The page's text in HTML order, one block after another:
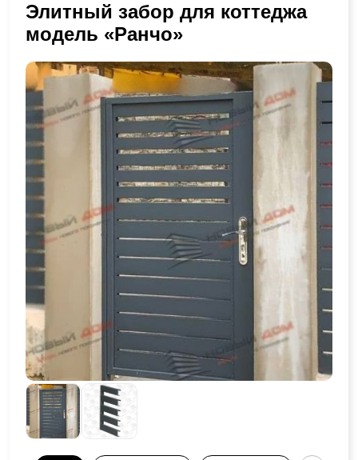
Элитный забор для коттеджа
модель «Ранчо»